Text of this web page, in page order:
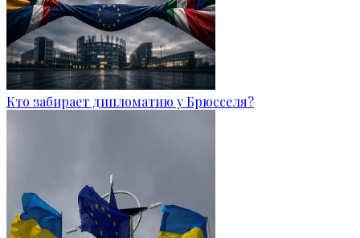
Кто забирает дипломатию у Брюсселя?